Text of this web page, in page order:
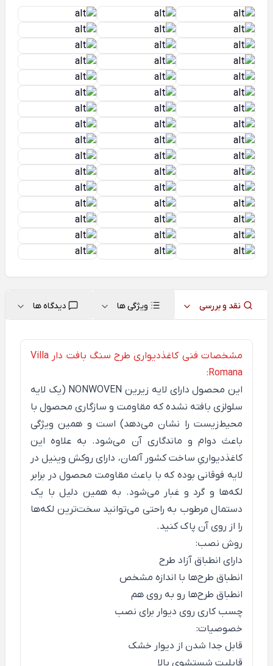
نقد و بررسی ویژگی ها دیدگاه ها
مشخصات فنی کاغذدیواری طرح سنگ بافت دار Villa
Romana:
این محصول دارای لایه زیرین NONWOVEN (یک لایه
سلولزی بافته نشده که مقاومت و سازگاری محصول با
محیط‌زیست را نشان می‌دهد) است و همین ویژگی
باعث دوام و ماندگاری آن می‌شود. به علاوه این
کاغذدیواریِ ساخت کشور آلمان، دارای روکش وینیل در
لایه فوقانی بوده که با باعث مقاومت محصول در برابر
لکه‌ها و گرد و غبار می‌شود. به همین دلیل با یک
دستمال مرطوب به راحتی می‌توانید سخت‌ترین لکه‌ها
را از روی آن پاک کنید.
روش نصب:
دارای انطباق آزاد طرح
انطباق طرح‌ها با اندازه مشخص
انطباق طرح‌ها رو به روی هم
چسب کاری روی دیوار برای نصب
خصوصیات:
قابل جدا شدن از دیوار خشک
قابلیت شستشوی بالا